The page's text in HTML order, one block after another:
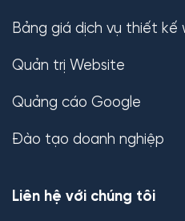
Bảng giá dịch vụ thiết kế
Quản trị Website
Quảng cáo Google
Đào tạo doanh nghiệp
Liên hệ với chúng tôi